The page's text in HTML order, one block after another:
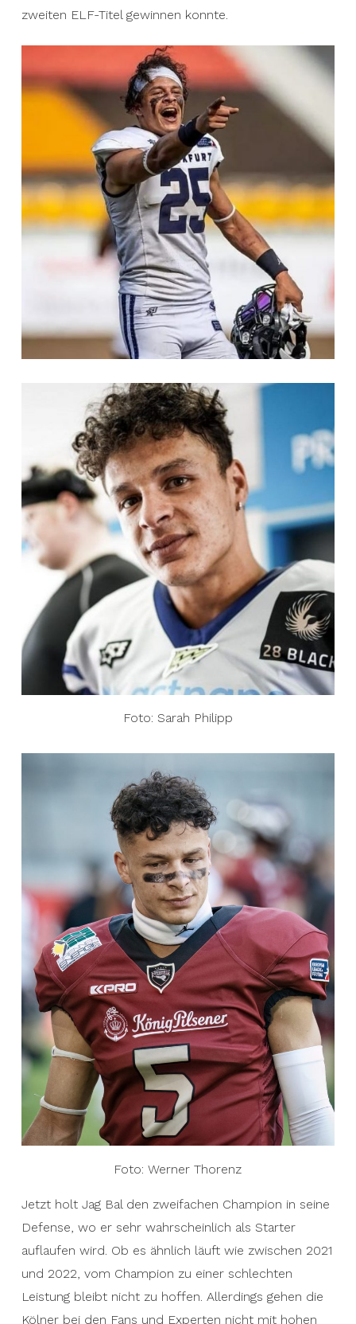
zweiten ELF-Titel gewinnen konnte.
Foto: Sarah Philipp
Foto: Werner Thorenz
Jetzt holt Jag Bal den zweifachen Champion in seine
Defense, wo er sehr wahrscheinlich als Starter
auflaufen wird. Ob es ähnlich läuft wie zwischen 2021
und 2022, vom Champion zu einer schlechten
Leistung bleibt nicht zu hoffen. Allerdings gehen die
Kölner bei den Fans und Experten nicht mit hohen